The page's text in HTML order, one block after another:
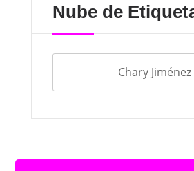
Nube de
Chary Jiménez